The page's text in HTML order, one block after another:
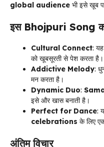
global audience भी इसे खूब
इस Bhojpuri Song
Cultural Connect: यह
को खूबसूरती से पेश करता है।
Addictive Melody:
मन करता है।
Dynamic Duo:
इसे और खास बनाती है।
Perfect for Dance:
celebrations के लिए
अंतिम विचार